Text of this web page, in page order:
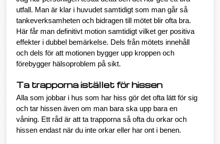
utfall. Man är klar i huvudet samtidigt som man går så
tankeverksamheten och bidragen till mötet blir ofta bra.
Här får man definitivt motion samtidigt vilket ger positiva
effekter i dubbel bemärkelse. Dels från mötets innehåll
och dels för att motionen bygger upp kroppen och
förebygger hälsoproblem på sikt.
Ta trapporna istället för hissen
Alla som jobbar i hus som har hiss gör det ofta lätt för sig
och tar hissen även om man bara ska upp bara en
våning. Ett råd är att ta trapporna så ofta du orkar och
hissen endast när du inte orkar eller har ont i benen.